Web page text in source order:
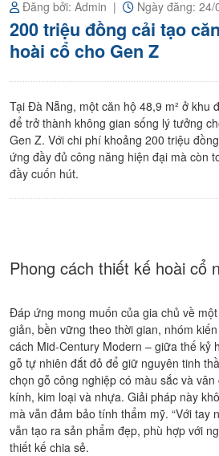
chủ
Đăng bởi: Admin Ngày đăng: 24/
200 triệu đồng cải tạo
hoài cổ cho Gen Z
Tại Đà Nẵng, một căn hộ 48,9 m² ở khu
để trở thành không gian sống lý tưởng
Gen Z. Với chi phí khoảng 200 triệu
ứng đầy đủ công năng hiện đại mà còn
đầy cuốn hút.
Phong cách thiết kế hoài cổ
Đáp ứng mong muốn của gia chủ về
giản, bền vững theo thời gian, nhóm
cách Mid-Century Modern – giữa thế kỷ
gỗ tự nhiên đắt đỏ để giữ nguyên tinh
chọn gỗ công nghiệp có màu sắc và
kính, kim loại và nhựa. Giải pháp này
mà vẫn đảm bảo tính thẩm mỹ. “Với tay
vẫn tạo ra sản phẩm đẹp, phù hợp với
thiết kế chia sẻ.